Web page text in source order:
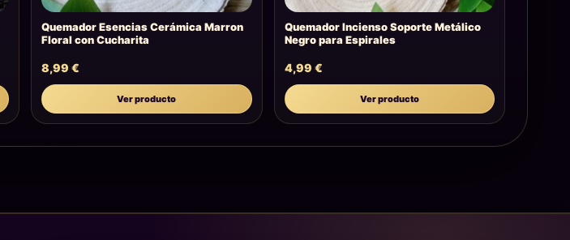
Quemador Esencias Cerámica Marron
Floral con Cucharita
8,99 €
Ver producto
Quemador Incienso Soporte Metálico
Negro para Espirales
4,99 €
Ver producto